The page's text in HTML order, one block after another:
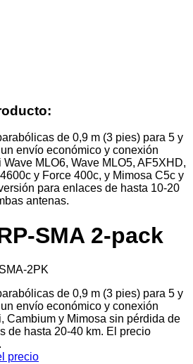
de 0,9 m (3 pies) para 5 y
envío económico y conexión
MLO6, Wave MLO5, AF5XHD,
y Force 400c, y Mimosa C5c y
para enlaces de hasta 10-20
antenas.
SMA 2-pack
2PK
de 0,9 m (3 pies) para 5 y
envío económico y conexión
Cambium y Mimosa sin pérdida de
de hasta 20-40 km. El precio
precio